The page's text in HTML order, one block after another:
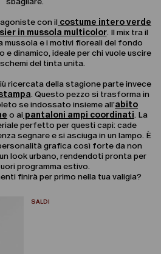
con il costume intero verde
in mussola multicolor. Il mix tra il
mussola e i motivi floreali del fondo
dinamico, ideale per chi vuole uscire
del tinta unita.
ricercata della stagione parte invece
. Questo pezzo si trasforma in
se indossato insieme all'abito
o ai pantaloni ampi coordinati. La
perfetto per questi capi: cade
segnare e si asciuga in un lampo. È
grafica così forte da non
look urbano, rendendoti pronta per
programma estivo.
finirà per primo nella tua valigia?
CATEGORIA:
SALDI